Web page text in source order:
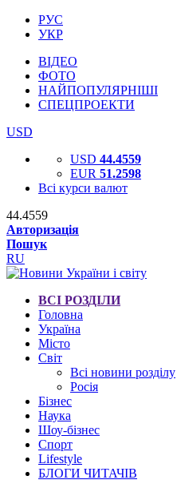
РУС
УКР
ВІДЕО
ФОТО
НАЙПОПУЛЯРНІШІ
СПЕЦПРОЕКТИ
USD
USD 44.4559
EUR 51.2598
Всі курси валют
44.4559
Авторизація
Пошук
RU
ВСІ РОЗДІЛИ
Головна
Україна
Місто
Світ
Всі новини розділу
Росія
Бізнес
Наука
Шоу-бізнес
Спорт
Lifestyle
БЛОГИ ЧИТАЧІВ